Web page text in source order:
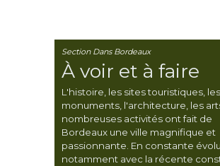
Section Dans Bordeaux
À voir et à faire
L'histoire, les sites touristiques, les
monuments, l'architecture, les
nombreuses activités ont fait de
Bordeaux une ville magnifique et
passionnante. En constante
notamment avec la récente